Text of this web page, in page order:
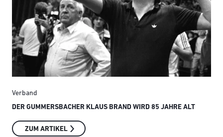
Verband
DER GUMMERSBACHER KLAUS BRAND WIRD 85 JAHRE ALT
ZUM ARTIKEL